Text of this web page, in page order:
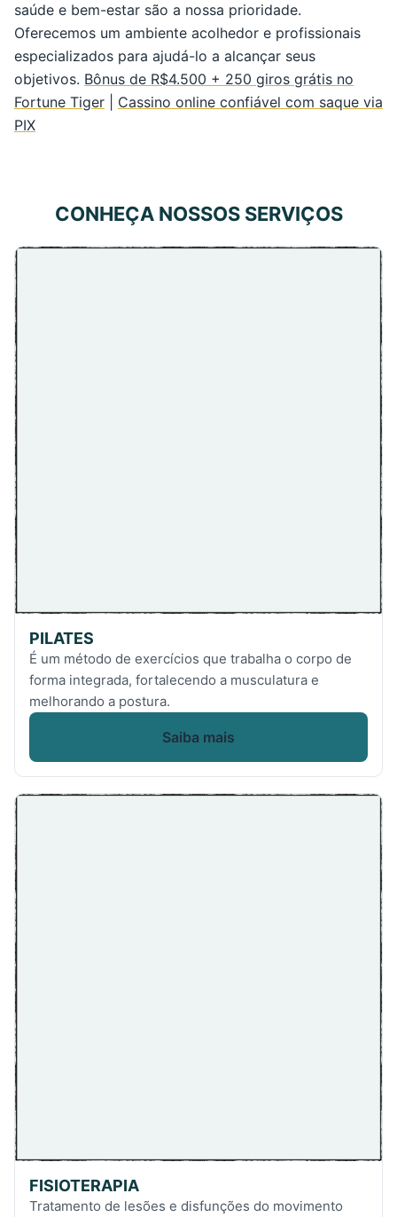
saúde e bem-estar são a nossa prioridade.
Oferecemos um ambiente acolhedor e profissionais
especializados para ajudá-lo a alcançar seus
objetivos. Bônus de R$4.500 + 250 giros grátis no
Fortune Tiger
Cassino online confiável com saque via
PIX
CONHEÇA NOSSOS SERVIÇOS
PILATES
É um método de exercícios que trabalha o corpo de
forma integrada, fortalecendo a musculatura e
melhorando a postura.
Saiba mais
FISIOTERAPIA
Tratamento de lesões e disfunções do movimento